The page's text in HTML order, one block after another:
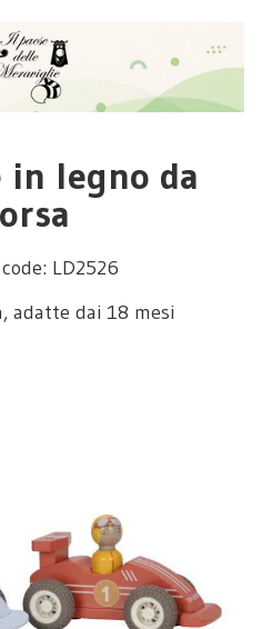
in legno da
LD2526
adatte dai 18 mesi